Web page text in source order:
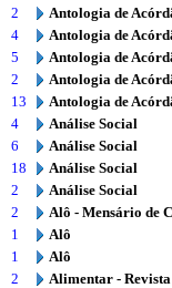
2
Antologia de
4
Antologia de
5
Antologia de
2
Antologia de
13
Antologia de
4
Análise Social
6
Análise Social
18
Análise Social
2
Análise Social
2
Alô - Mensário de
1
Alô
1
Alô
2
Alimentar -